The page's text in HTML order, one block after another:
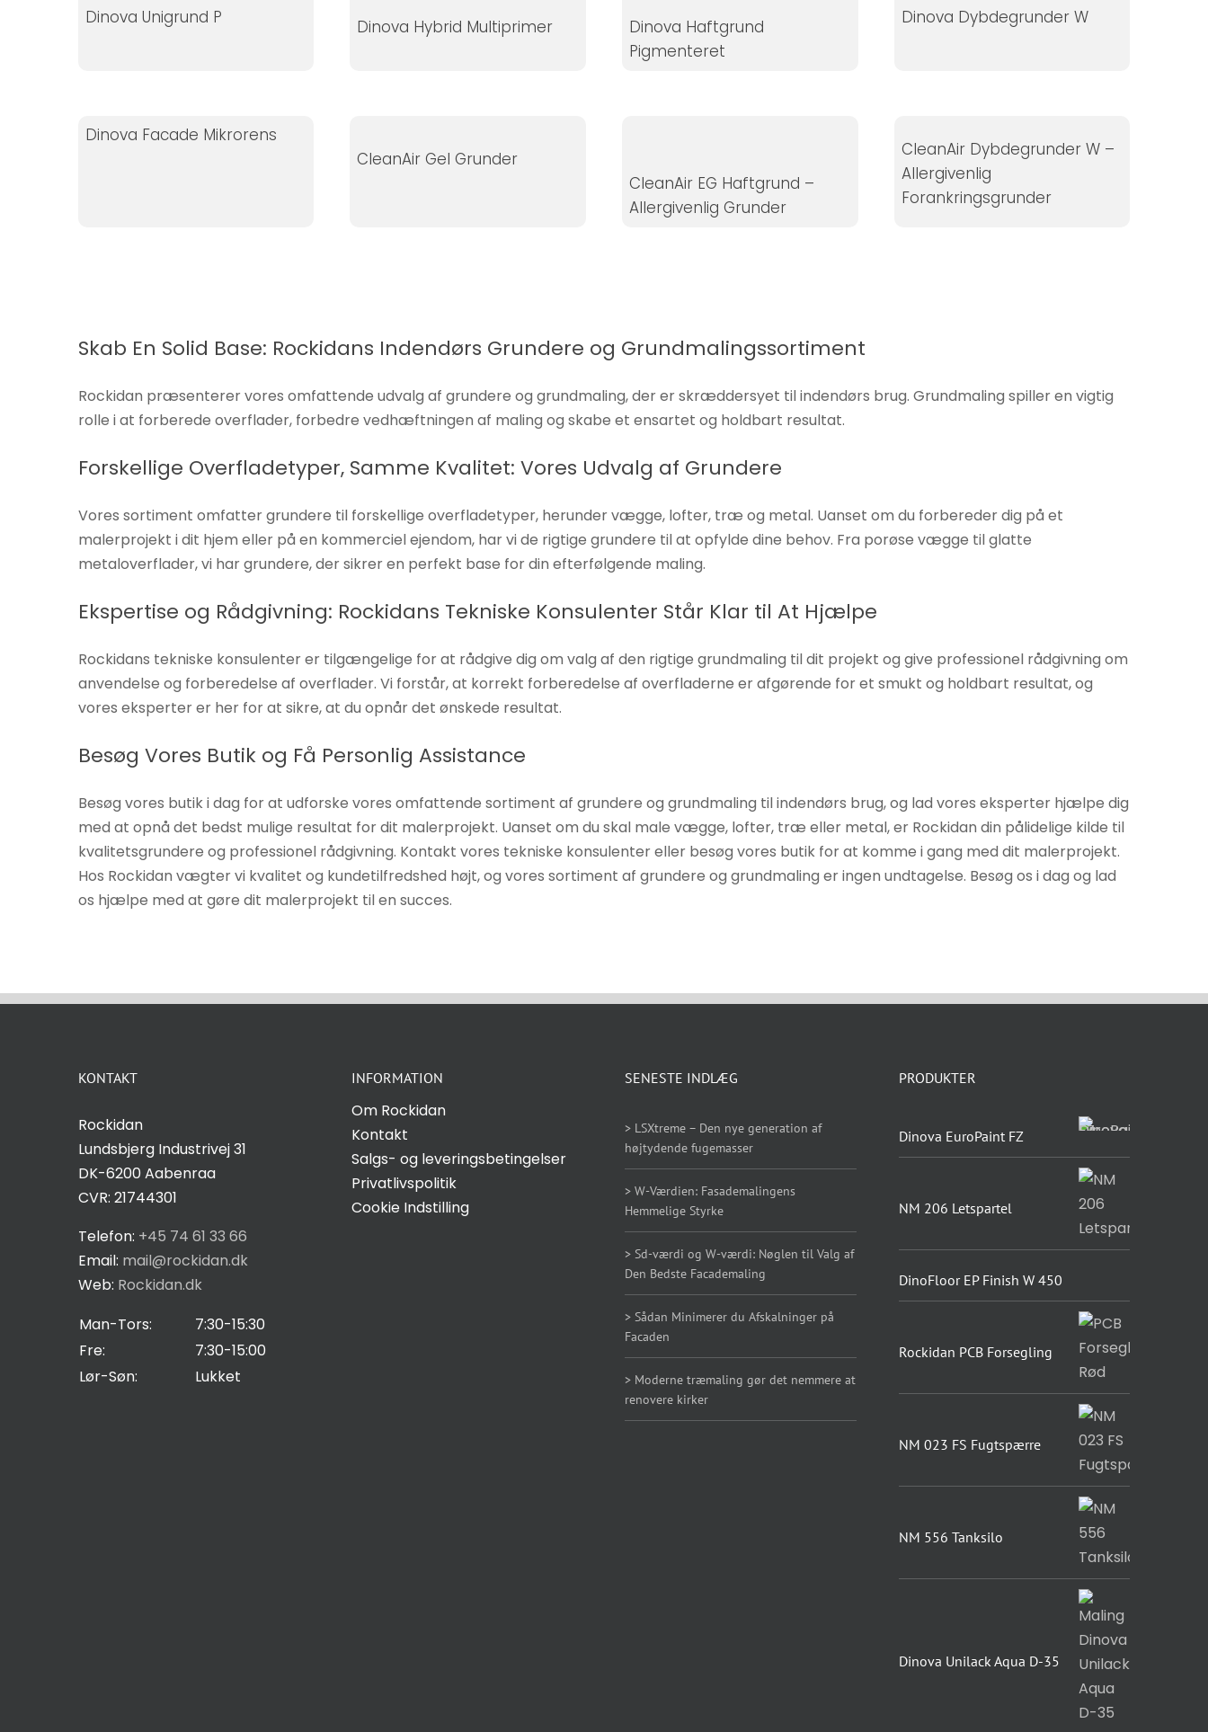
Dinova Unigrund P Dinova Hybrid Multiprimer
Dinova Haftgrund
Pigmenteret
Dinova Dybdegrunder W
Dinova Facade Mikrorens
CleanAir Gel Grunder
CleanAir EG Haftgrund –
Allergivenlig Grunder
CleanAir Dybdegrunder W –
Allergivenlig
Forankringsgrunder
Skab En Solid Base: Rockidans Indendørs Grundere og Grundmalingssortiment
Rockidan præsenterer vores omfattende udvalg af grundere og grundmaling, der er skræddersyet til indendørs brug. Grundmaling spiller en vigtig
rolle i at forberede overflader, forbedre vedhæftningen af maling og skabe et ensartet og holdbart resultat.
Forskellige Overfladetyper, Samme Kvalitet: Vores Udvalg af Grundere
Vores sortiment omfatter grundere til forskellige overfladetyper, herunder vægge, lofter, træ og metal. Uanset om du forbereder dig på et
malerprojekt i dit hjem eller på en kommerciel ejendom, har vi de rigtige grundere til at opfylde dine behov. Fra porøse vægge til glatte
metaloverflader, vi har grundere, der sikrer en perfekt base for din efterfølgende maling.
Ekspertise og Rådgivning: Rockidans Tekniske Konsulenter Står Klar til At Hjælpe
Rockidans tekniske konsulenter er tilgængelige for at rådgive dig om valg af den rigtige grundmaling til dit projekt og give professionel rådgivning om
anvendelse og forberedelse af overflader. Vi forstår, at korrekt forberedelse af overfladerne er afgørende for et smukt og holdbart resultat, og
vores eksperter er her for at sikre, at du opnår det ønskede resultat.
Besøg Vores Butik og Få Personlig Assistance
Besøg vores butik i dag for at udforske vores omfattende sortiment af grundere og grundmaling til indendørs brug, og lad vores eksperter hjælpe dig
med at opnå det bedst mulige resultat for dit malerprojekt. Uanset om du skal male vægge, lofter, træ eller metal, er Rockidan din pålidelige kilde til
kvalitetsgrundere og professionel rådgivning. Kontakt vores tekniske konsulenter eller besøg vores butik for at komme i gang med dit malerprojekt.
Hos Rockidan vægter vi kvalitet og kundetilfredshed højt, og vores sortiment af grundere og grundmaling er ingen undtagelse. Besøg os i dag og lad
os hjælpe med at gøre dit malerprojekt til en succes.
KONTAKT
Rockidan
Lundsbjerg Industrivej 31
DK-6200 Aabenraa
CVR: 21744301
Telefon: +45 74 61 33 66
Email: mail@rockidan.dk
Web: Rockidan.dk
Man-Tors:
7:30-15:30
Fre:
7:30-15:00
Lør-Søn:
Lukket
INFORMATION
Om Rockidan
Kontakt
Salgs- og leveringsbetingelser
Privatlivspolitik
Cookie Indstilling
SENESTE INDLÆG
> LSXtreme – Den nye generation af
højtydende fugemasser
> W-Værdien: Fasademalingens
Hemmelige Styrke
> Sd-værdi og W-værdi: Nøglen til Valg af
Den Bedste Facademaling
> Sådan Minimerer du Afskalninger på
Facaden
> Moderne træmaling gør det nemmere at
renovere kirker
PRODUKTER
Dinova EuroPaint FZ
NM 206 Letspartel
DinoFloor EP Finish W 450
Rockidan PCB Forsegling
NM 023 FS Fugtspærre
NM 556 Tanksilo
Dinova Unilack Aqua D-35